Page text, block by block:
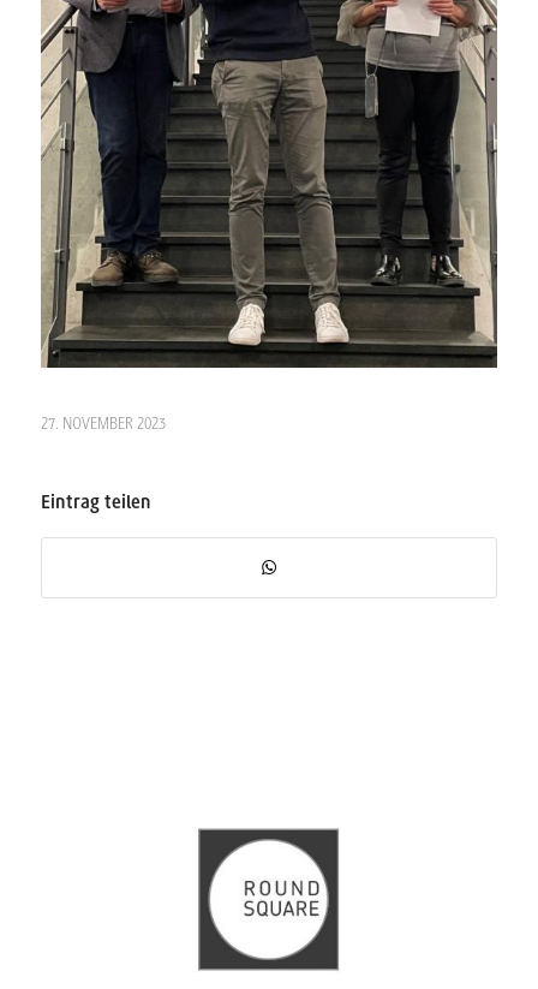
27. NOVEMBER 2023
Eintrag teilen